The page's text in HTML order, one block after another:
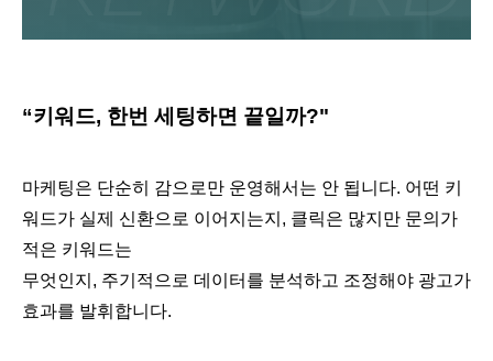
“키워드, 한번 세팅하면 끝일까?"
마케팅은 단순히 감으로만 운영해서는 안 됩니다. 어떤 키
워드가 실제 신환으로 이어지는지, 클릭은 많지만 문의가
적은 키워드는
무엇인지, 주기적으로 데이터를 분석하고 조정해야 광고가
효과를 발휘합니다.